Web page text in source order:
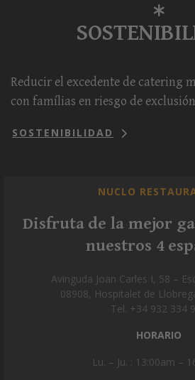
Reducir el excedente de catering
con famílias en riesgo de
SOSTENIBILIDAD
NUCLO
Disfruta de la mejor
nuestros 4
Avinguda Joan Carles I, 58 –
08908, Hospitalet de
Tel. +34 932 334
HORARIO
Lu. – Ju. : 13:00am –